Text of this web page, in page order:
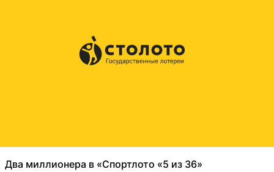
Два миллионера в «Спортлото «5 из 36»